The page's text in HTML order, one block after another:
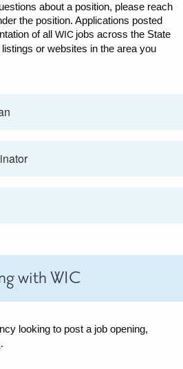
about a position, please reach
the position. Applications posted
of all WIC jobs across the State
or websites in the area you
with WIC
looking to post a job opening,
.